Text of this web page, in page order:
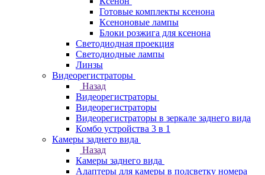
Готовые комплекты ксенона
Ксеноновые лампы
Блоки розжига для ксенона
Светодиодная проекция
Светодиодные лампы
Линзы
Видеорегистраторы
Назад
Видеорегистраторы
Видеорегистраторы
Видеорегистраторы в зеркале заднего вида
Комбо устройства 3 в 1
Камеры заднего вида
Назад
Камеры заднего вида
Адаптеры для камеры в подсветку номера